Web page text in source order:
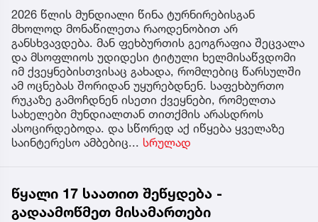
2026 წლის მუნდიალი წინა ტურნირებისგან
მხოლოდ მონაწილეთა რაოდენობით არ
განსხვავდება. მან ფეხბურთის გეოგრაფია შეცვალა
და მსოფლიოს უდიდესი ტიტული ხელმისაწვდომი
იმ ქვეყნებისთვისაც გახადა, რომლებიც წარსულში
ამ ოცნებას შორიდან უყურებდნენ. საფეხბურთო
რუკაზე გამოჩდნენ ისეთი ქვეყნები, რომელთა
სახელები მუნდიალთან თითქმის არასდროს
ასოცირდებოდა. და სწორედ აქ იწყება ყველაზე
საინტერესო ამბებიც... სრულად
წყალი 17 საათით შეწყდება -
გადაამოწმეთ მისამართები